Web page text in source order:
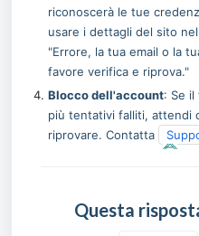
riconoscerà le tue
usare i dettagli del sito
"Errore, la tua email o la
favore verifica e riprova."
Blocco dell'account: Se
più tentativi falliti, attendi
riprovare. Contatta
Questa